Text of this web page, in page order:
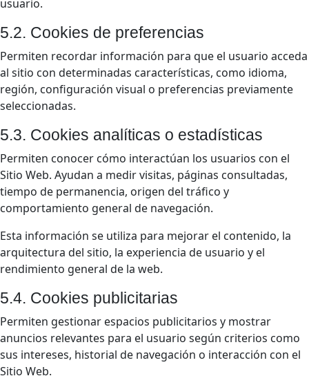
usuario.
5.2. Cookies de preferencias
Permiten recordar información para que el usuario acceda
al sitio con determinadas características, como idioma,
región, configuración visual o preferencias previamente
seleccionadas.
5.3. Cookies analíticas o estadísticas
Permiten conocer cómo interactúan los usuarios con el
Sitio Web. Ayudan a medir visitas, páginas consultadas,
tiempo de permanencia, origen del tráfico y
comportamiento general de navegación.
Esta información se utiliza para mejorar el contenido, la
arquitectura del sitio, la experiencia de usuario y el
rendimiento general de la web.
5.4. Cookies publicitarias
Permiten gestionar espacios publicitarios y mostrar
anuncios relevantes para el usuario según criterios como
sus intereses, historial de navegación o interacción con el
Sitio Web.